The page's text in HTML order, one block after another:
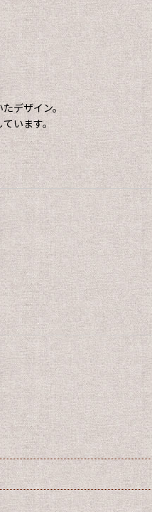
デザイン。
います。